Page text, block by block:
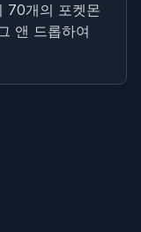
70개의 포켓몬
앤 드롭하여